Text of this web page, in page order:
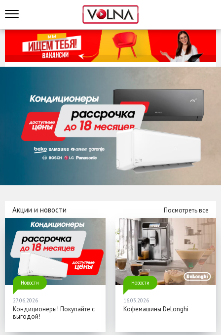
Акции и новости Посмотреть все
Новости
27.06.2026
Кондиционеры! Покупайте с
выгодой!
Новости
16.03.2026
Кофемашины DeLonghi